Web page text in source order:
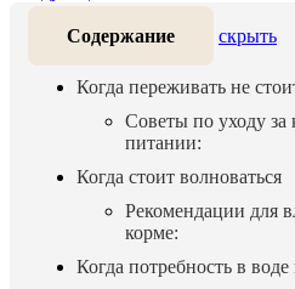
Содержание скрыть
Когда переживать не
Советы по уходу за
питании:
Когда стоит волноваться
Рекомендации для
корме:
Когда потребность в воде